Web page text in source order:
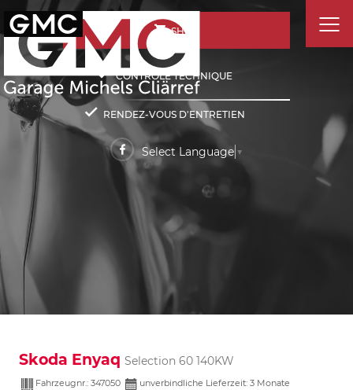
SHOP
CONTRÔLE TECHNIQUE
RENDEZ-VOUS D'ENTRETIEN
Select Language ▼
Skoda Enyaq Selection 60 140KW
Fahrzeugnr.: 347050 unverbindliche Lieferzeit: 3 Monate